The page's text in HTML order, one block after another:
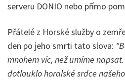
serveru DONIO nebo přímo
Přátelé z Horské služby o
den po jeho smrti tato slova:
mnohem víc, než umíme
dotlouklo horalské srdce